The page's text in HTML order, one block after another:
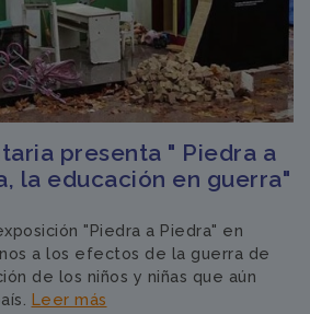
presenta " Piedra a
la educación en guerra"
"Piedra a Piedra" en
a los efectos de la guerra de
de los niños y niñas que aún
Leer más